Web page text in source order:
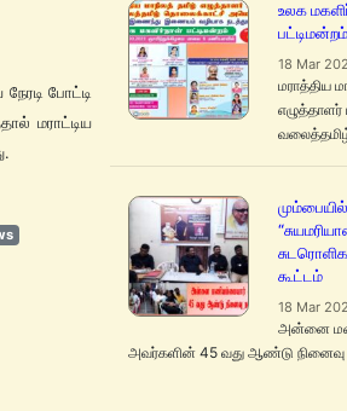
போட்டி
மராட்டிய
உலக
பட்டிமன்றம்
18 Mar
மராத்திய
மும்பையில்
கூட்டம்
18 Mar
அன்னை
அவர்களின் 45 வது ஆண்டு நினைவு